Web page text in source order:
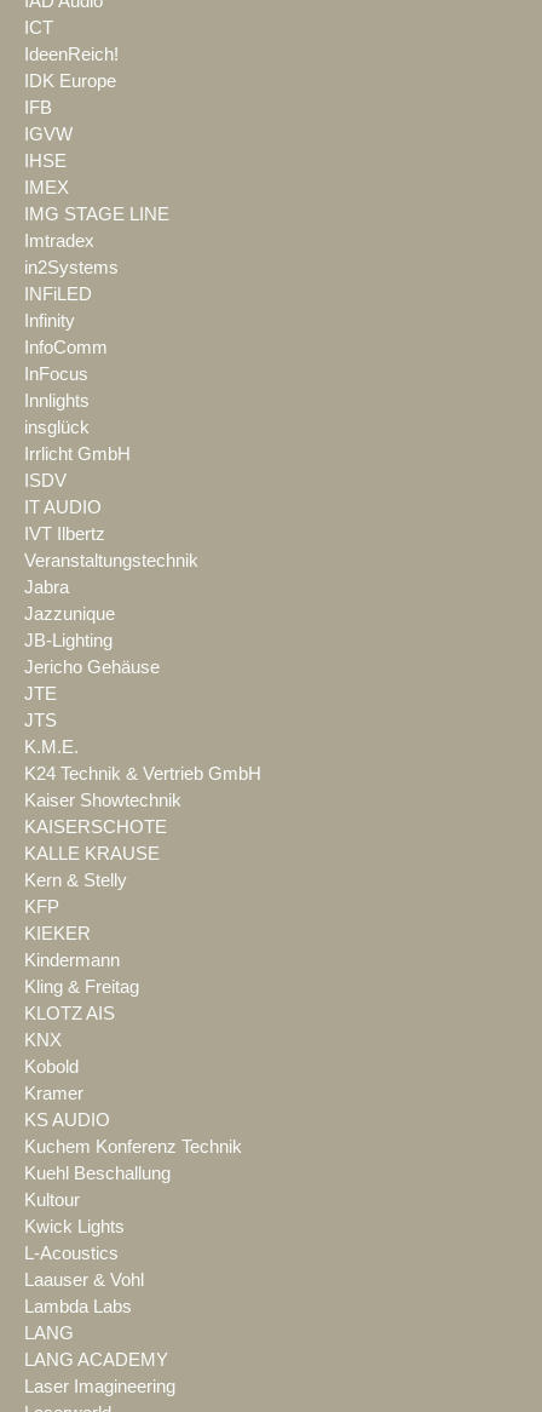
ICT
IdeenReich!
IDK Europe
IFB
IGVW
IHSE
IMEX
IMG STAGE LINE
Imtradex
in2Systems
INFiLED
Infinity
InfoComm
InFocus
Innlights
insglück
Irrlicht GmbH
ISDV
IT AUDIO
IVT Ilbertz
Veranstaltungstechnik
Jabra
Jazzunique
JB-Lighting
Jericho Gehäuse
JTE
JTS
K.M.E.
K24 Technik & Vertrieb GmbH
Kaiser Showtechnik
KAISERSCHOTE
KALLE KRAUSE
Kern & Stelly
KFP
KIEKER
Kindermann
Kling & Freitag
KLOTZ AIS
KNX
Kobold
Kramer
KS AUDIO
Kuchem Konferenz Technik
Kuehl Beschallung
Kultour
Kwick Lights
L-Acoustics
Laauser & Vohl
Lambda Labs
LANG
LANG ACADEMY
Laser Imagineering